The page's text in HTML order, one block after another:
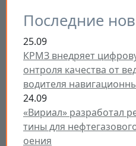
Последние
25.09
КРМЗ внедряет
онтроля качества от
водителя
24.09
«Вириал» разработал
тины для
оения